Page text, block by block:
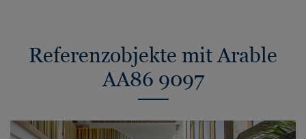
Referenzobjekte mit Arable
AA86 9097